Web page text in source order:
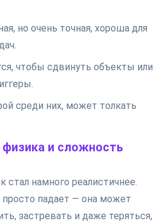
но очень точная, хороша для
чтобы сдвинуть объекты или
среди них, может толкать
и сложность
намного реалистичнее.
просто падает — она может
застревать и даже теряться,